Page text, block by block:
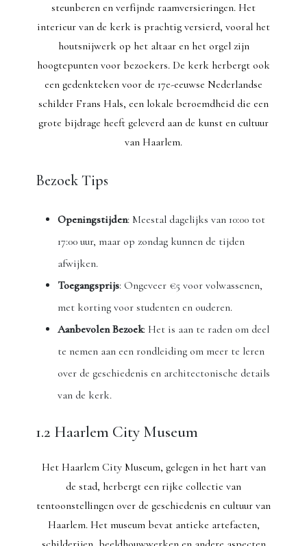
steunberen en verfijnde raamversieringen. Het
interieur van de kerk is prachtig versierd, vooral het
houtsnijwerk op het altaar en het orgel zijn
hoogtepunten voor bezoekers. De kerk herbergt ook
een gedenkteken voor de 17e-eeuwse Nederlandse
schilder Frans Hals, een lokale beroemdheid die een
grote bijdrage heeft geleverd aan de kunst en cultuur
van Haarlem.
Bezoek Tips
Openingstijden: Meestal dagelijks van 10:00 tot
17:00 uur, maar op zondag kunnen de tijden
afwijken.
Toegangsprijs: Ongeveer €5 voor volwassenen,
met korting voor studenten en ouderen.
Aanbevolen Bezoek: Het is aan te raden om deel
te nemen aan een rondleiding om meer te leren
over de geschiedenis en architectonische details
van de kerk.
1.2 Haarlem City Museum
Het Haarlem City Museum, gelegen in het hart van
de stad, herbergt een rijke collectie van
tentoonstellingen over de geschiedenis en cultuur van
Haarlem. Het museum bevat antieke artefacten,